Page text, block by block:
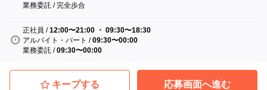
業務委託 /完全歩合
正社員 /12:00〜21:00 ・ 09:30〜18:30
アルバイト・パート /09:30〜00:00
業務委託 /09:30〜00:00
キープする 応募画面へ進む